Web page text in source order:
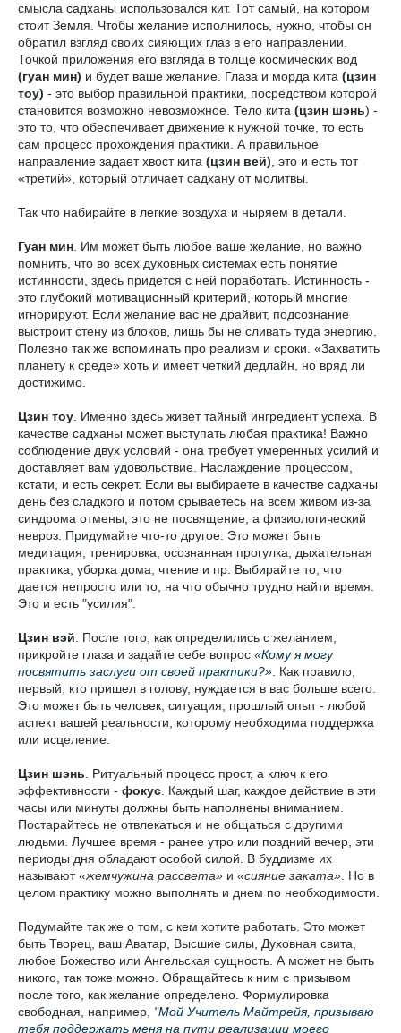
смысла садханы использовался кит. Тот самый, на котором
стоит Земля. Чтобы желание исполнилось, нужно, чтобы он
обратил взгляд своих сияющих глаз в его направлении.
Точкой приложения его взгляда в толще космических вод
(гуан мин) и будет ваше желание. Глаза и морда кита (цзин
тоу) - это выбор правильной практики, посредством которой
становится возможно невозможное. Тело кита (цзин шэнь) -
это то, что обеспечивает движение к нужной точке, то есть
сам процесс прохождения практики. А правильное
направление задает хвост кита (цзин вей) , это и есть тот
«третий», который отличает садхану от молитвы.
Так что набирайте в легкие воздуха и ныряем в детали.
Гуан мин . Им может быть любое ваше желание, но важно
помнить, что во всех духовных системах есть понятие
истинности, здесь придется с ней поработать. Истинность -
это глубокий мотивационный критерий, который многие
игнорируют. Если желание вас не драйвит, подсознание
выстроит стену из блоков, лишь бы не сливать туда энергию.
Полезно так же вспоминать про реализм и сроки. «Захватить
планету к среде» хоть и имеет четкий дедлайн, но вряд ли
достижимо.
Цзин тоу . Именно здесь живет тайный ингредиент успеха. В
качестве садханы может выступать любая практика! Важно
соблюдение двух условий - она требует умеренных усилий и
доставляет вам удовольствие. Наслаждение процессом,
кстати, и есть секрет. Если вы выбираете в качестве садханы
день без сладкого и потом срываетесь на всем живом из-за
синдрома отмены, это не посвящение, а физиологический
невроз. Придумайте что-то другое. Это может быть
медитация, тренировка, осознанная прогулка, дыхательная
практика, уборка дома, чтение и пр. Выбирайте то, что
дается непросто или то, на что обычно трудно найти время.
Это и есть "усилия".
Цзин вэй . После того, как определились с желанием,
прикройте глаза и задайте себе вопрос «Кому я могу
посвятить заслуги от своей практики?» . Как правило,
первый, кто пришел в голову, нуждается в вас больше всего.
Это может быть человек, ситуация, прошлый опыт - любой
аспект вашей реальности, которому необходима поддержка
или исцеление.
Цзин шэнь . Ритуальный процесс прост, а ключ к его
эффективности - фокус . Каждый шаг, каждое действие в эти
часы или минуты должны быть наполнены вниманием.
Постарайтесь не отвлекаться и не общаться с другими
людьми. Лучшее время - ранее утро или поздний вечер, эти
периоды дня обладают особой силой. В буддизме их
называют«жемчужина рассвета» и «сияние заката» . Но в
целом практику можно выполнять и днем по необходимости.
Подумайте так же о том, с кем хотите работать. Это может
быть Творец, ваш Аватар, Высшие силы, Духовная свита,
любое Божество или Ангельская сущность. А может не быть
никого, так тоже можно. Обращайтесь к ним с призывом
после того, как желание определено. Формулировка
свободная, например, "Мой Учитель Майтрейя, призываю
тебя поддержать меня на пути реализации моего